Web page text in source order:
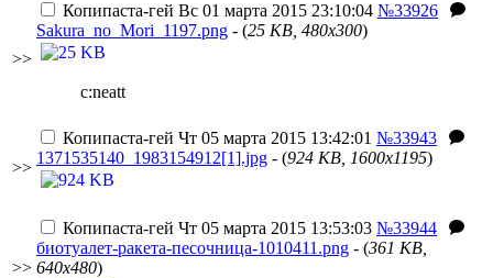
>>
Копипаста-гей Вс 01 марта 2015 23:10:04 №33926
Sakura_no_Mori_1197.png - (25 KB, 480x300)
c:neatt
>>
Копипаста-гей Чт 05 марта 2015 13:42:01 №33943
1371535140_1983154912[1].jpg - (924 KB, 1600x1195)
>>
Копипаста-гей Чт 05 марта 2015 13:53:03 №33944
биотуалет-ракета-песочница-1010411.png - (361 KB,
640x480)